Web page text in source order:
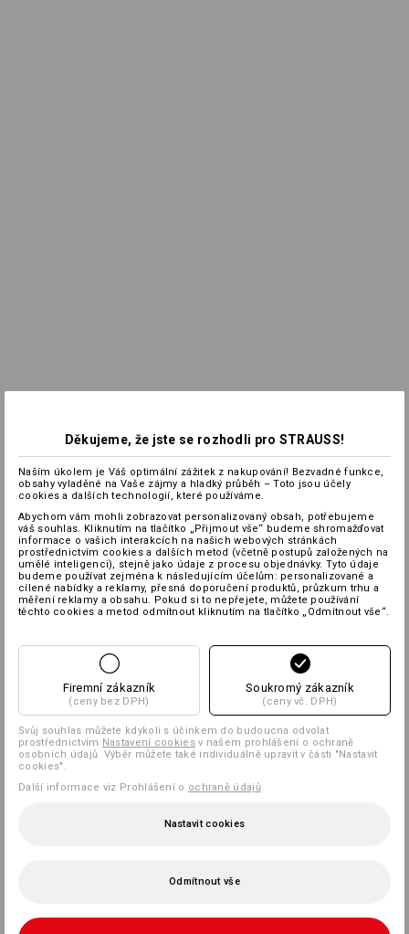
Děkujeme, že jste se rozhodli pro STRAUSS!
Naším úkolem je Váš optimální zážitek z nakupování! Bezvadné funkce,
obsahy vyladěné na Vaše zájmy a hladký průběh – Toto jsou účely
cookies a dalších technologií, které používáme.
Abychom vám mohli zobrazovat personalizovaný obsah, potřebujeme
váš souhlas. Kliknutím na tlačítko „Přijmout vše“ budeme shromažďovat
informace o vašich interakcích na našich webových stránkách
prostřednictvím cookies a dalších metod (včetně postupů založených na
umělé inteligenci), stejně jako údaje z procesu objednávky. Tyto údaje
budeme používat zejména k následujícím účelům: personalizované a
cílené nabídky a reklamy, přesná doporučení produktů, průzkum trhu a
měření reklamy a obsahu. Pokud si to nepřejete, můžete používání
těchto cookies a metod odmítnout kliknutím na tlačítko „Odmítnout vše“.
Firemní zákazník
(ceny bez DPH)
Soukromý zákazník
(ceny vč. DPH)
Svůj souhlas můžete kdykoli s účinkem do budoucna odvolat
prostřednictvím Nastavení cookiesv našem prohlášení o ochraně
osobních údajů. Výběr můžete také individuálně upravit v části "Nastavit
cookies".
Další informace viz Prohlášení o ochraně údajů.
Nastavit cookies
Odmítnout vše